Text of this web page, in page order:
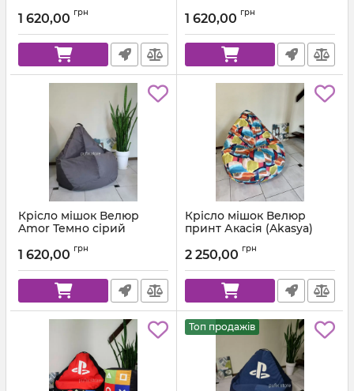
1 620,00 грн 1 620,00 грн
Крісло мішок Велюр
Amor Темно сірий
1 620,00 грн
Крісло мішок Велюр
принт Акасія (Akasya)
2 250,00 грн
Топ продажів